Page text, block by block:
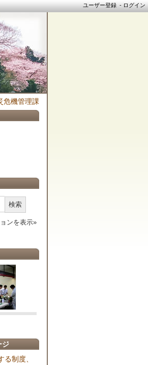
ユーザー登録 - ログイン
危機管理課
検索
ンを表示»
ジ
制度、